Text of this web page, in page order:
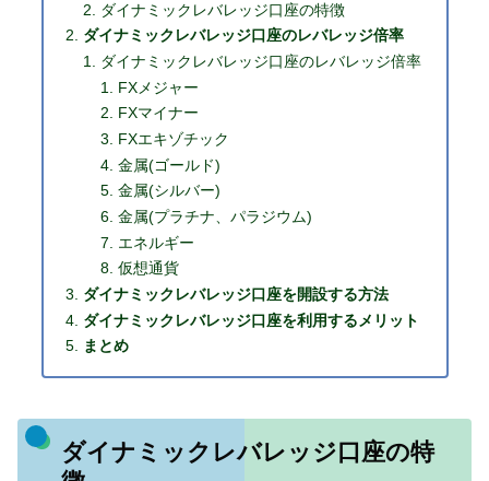
ダイナミックレバレッジ口座の特徴
ダイナミックレバレッジ口座のレバレッジ倍率
ダイナミックレバレッジ口座のレバレッジ倍率
FXメジャー
FXマイナー
FXエキゾチック
金属(ゴールド)
金属(シルバー)
金属(プラチナ、パラジウム)
エネルギー
仮想通貨
ダイナミックレバレッジ口座を開設する方法
ダイナミックレバレッジ口座を利用するメリット
まとめ
ダイナミックレバレッジ口座の特